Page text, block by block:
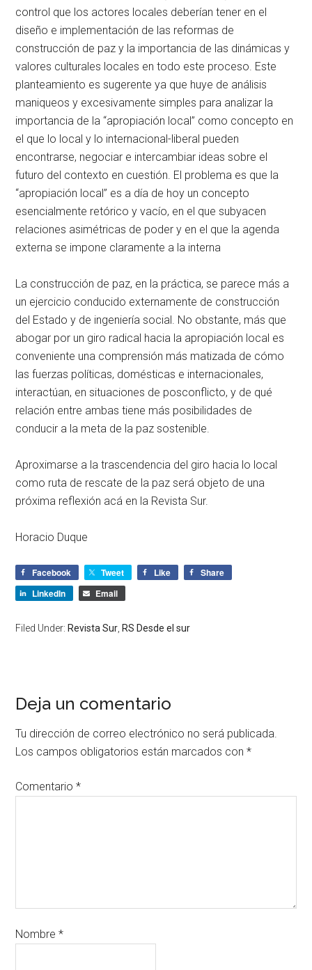
control que los actores locales deberían tener en el
diseño e implementación de las reformas de
construcción de paz y la importancia de las dinámicas y
valores culturales locales en todo este proceso. Este
planteamiento es sugerente ya que huye de análisis
maniqueos y excesivamente simples para analizar la
importancia de la “apropiación local” como concepto en
el que lo local y lo internacional-liberal pueden
encontrarse, negociar e intercambiar ideas sobre el
futuro del contexto en cuestión. El problema es que la
“apropiación local” es a día de hoy un concepto
esencialmente retórico y vacío, en el que subyacen
relaciones asimétricas de poder y en el que la agenda
externa se impone claramente a la interna
La construcción de paz, en la práctica, se parece más a
un ejercicio conducido externamente de construcción
del Estado y de ingeniería social. No obstante, más que
abogar por un giro radical hacia la apropiación local es
conveniente una comprensión más matizada de cómo
las fuerzas políticas, domésticas e internacionales,
interactúan, en situaciones de posconflicto, y de qué
relación entre ambas tiene más posibilidades de
conducir a la meta de la paz sostenible.
Aproximarse a la trascendencia del giro hacia lo local
como ruta de rescate de la paz será objeto de una
próxima reflexión acá en la Revista Sur.
Horacio Duque
Facebook Tweet Like
Share
LinkedIn
Email
Filed Under: Revista Sur RS Desde el sur
Deja un comentario
Tu dirección de correo electrónico no será publicada.
Los campos obligatorios están marcados con*
Comentario*
Nombre*